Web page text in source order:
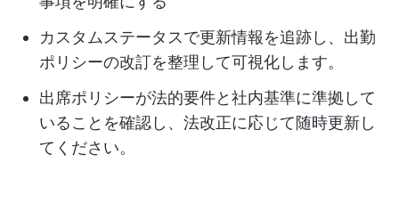
カスタムステータスで更新情報を追跡し、出勤
ポリシーの改訂を整理して可視化します。
出席ポリシーが法的要件と社内基準に準拠して
いることを確認し、法改正に応じて随時更新し
てください。